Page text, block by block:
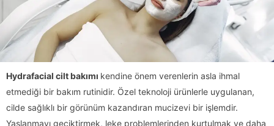
Hydrafacial cilt bakımı kendine önem verenlerin asla ihmal
etmediği bir bakım rutinidir. Özel teknoloji ürünlerle uygulanan,
cilde sağlıklı bir görünüm kazandıran mucizevi bir işlemdir.
Yaşlanmayı geciktirmek, leke problemlerinden kurtulmak ve daha